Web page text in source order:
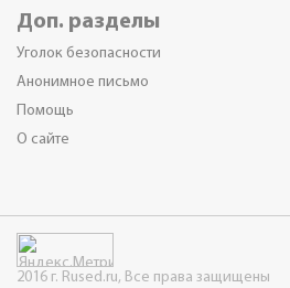
Доп. разделы
Уголок безопасности
Анонимное письмо
Помощь
О сайте
2016 г. Rused.ru, Все права защищены